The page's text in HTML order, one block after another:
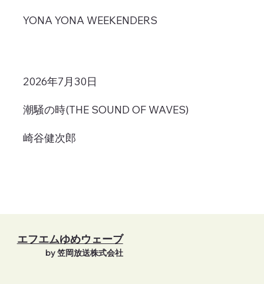
YONA YONA WEEKENDERS
2026年7月30日
潮騒の時(THE SOUND OF WAVES)
崎谷健次郎
エフエムゆめウェーブ
by 笠岡放送株式会社